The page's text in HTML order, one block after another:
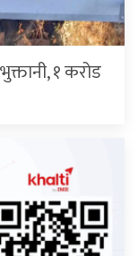
१ करोड